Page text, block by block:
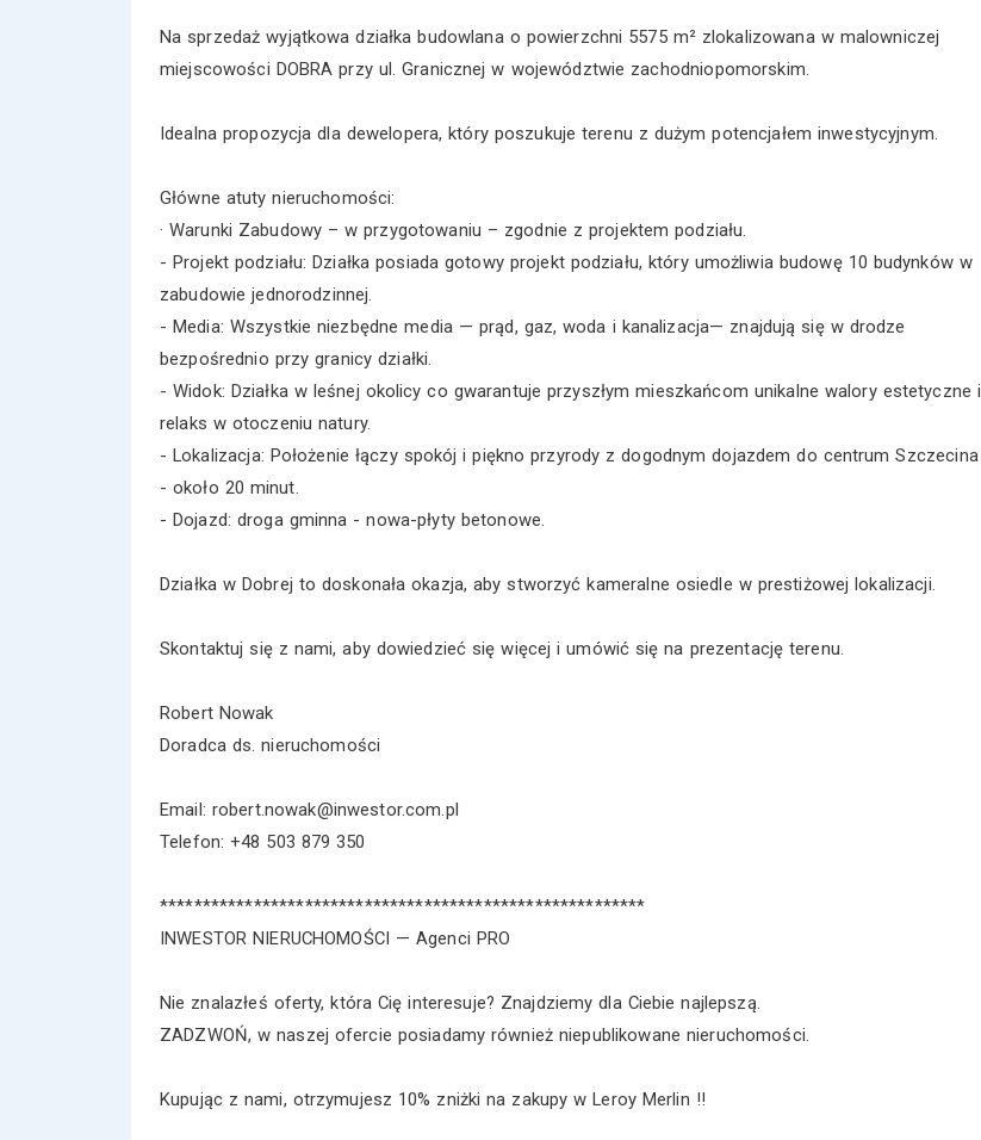
Na sprzedaż wyjątkowa działka budowlana o powierzchni 5575 m² zlokalizowana w malowniczej
miejscowości DOBRA przy ul. Granicznej w województwie zachodniopomorskim.
Idealna propozycja dla dewelopera, który poszukuje terenu z dużym potencjałem inwestycyjnym.
Główne atuty nieruchomości:
· Warunki Zabudowy – w przygotowaniu – zgodnie z projektem podziału.
- Projekt podziału: Działka posiada gotowy projekt podziału, który umożliwia budowę 10 budynków w
zabudowie jednorodzinnej.
- Media: Wszystkie niezbędne media — prąd, gaz, woda i kanalizacja— znajdują się w drodze
bezpośrednio przy granicy działki.
- Widok: Działka w leśnej okolicy co gwarantuje przyszłym mieszkańcom unikalne walory estetyczne i
relaks w otoczeniu natury.
- Lokalizacja: Położenie łączy spokój i piękno przyrody z dogodnym dojazdem do centrum Szczecina
- około 20 minut.
- Dojazd: droga gminna - nowa-płyty betonowe.
Działka w Dobrej to doskonała okazja, aby stworzyć kameralne osiedle w prestiżowej lokalizacji.
Skontaktuj się z nami, aby dowiedzieć się więcej i umówić się na prezentację terenu.
Robert Nowak
Doradca ds. nieruchomości
Email: robert.nowak@inwestor.com.pl
Telefon: +48 503 879 350
*********************************************************
INWESTOR NIERUCHOMOŚCI — Agenci PRO
Nie znalazłeś oferty, która Cię interesuje? Znajdziemy dla Ciebie najlepszą.
ZADZWOŃ, w naszej ofercie posiadamy również niepublikowane nieruchomości.
Kupując z nami, otrzymujesz 10% zniżki na zakupy w Leroy Merlin !!